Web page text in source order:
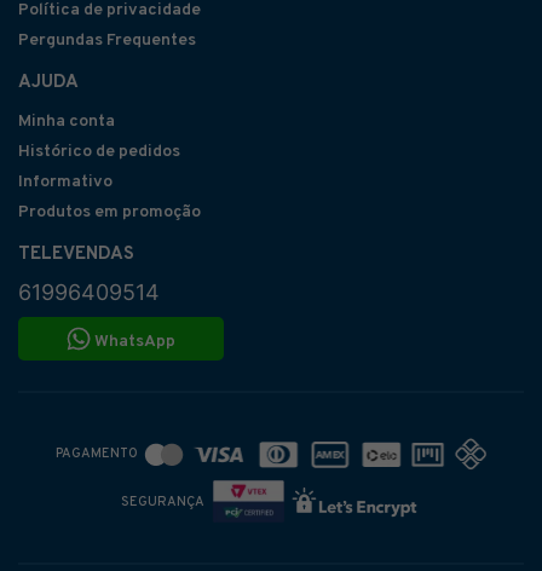
Política de privacidade
Pergundas Frequentes
AJUDA
Minha conta
Histórico de pedidos
Informativo
Produtos em promoção
TELEVENDAS
61996409514
WhatsApp
PAGAMENTO
SEGURANÇA